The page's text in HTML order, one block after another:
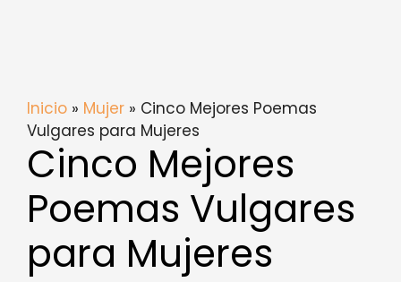
Inicio » Mujer » Cinco Mejores Poemas
Vulgares para Mujeres
Cinco Mejores
Poemas Vulgares
para Mujeres